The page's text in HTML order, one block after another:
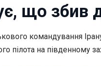
що збив
командування
пілота на південному